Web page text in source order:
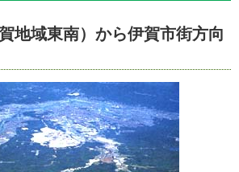
地域東南）から伊賀市街方向